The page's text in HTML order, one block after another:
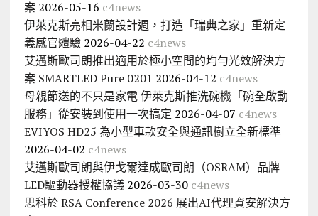
案 2026-05-16 c4news
伊萊克斯亮相米蘭設計週，打造「瑞典之家」重新定
義感官體驗 2026-04-22 c4news
艾邁斯歐司朗推出適用於極小空間的均勻光效解決方
案 SMARTLED Pure 0201 2026-04-12 c4news
母親節送的不只是家電 伊萊克斯推洗碗機「碗全啟動
服務」從安裝到使用一次搞定 2026-04-07 c4news
EVIYOS HD25 為小型車款安全與通訊樹立全新標準
2026-04-02 c4news
艾邁斯歐司朗與伊戈爾達成歐司朗（OSRAM）品牌
LED驅動器授權協議 2026-03-30 c4news
思科於 RSA Conference 2026 展出AI代理資安解決方